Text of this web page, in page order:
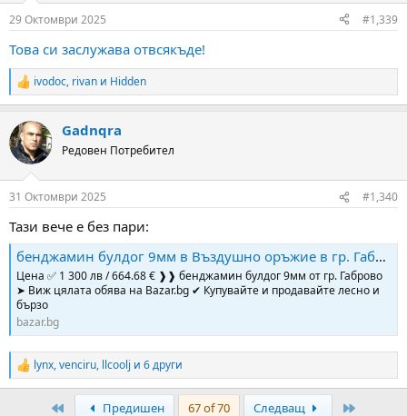
s
29 Октомври 2025 #1,339
Това си заслyжава отвсякъде!
R
e
c
t
i
s
ivodoc, rivan и Hidden
Gadnqra
Редовен Потребител
31 Октомври 2025 #1,340
Тази вече е без пари:
бенджамин булдог 9мм в Въздушно оръжие в гр. Габрово - ID52180345 | Bazar.bg
Цена ✅ 1 300 лв / 664.68 € ❱❱ бенджамин булдог 9мм от гр. Габрово
➤ Виж цялата обява на Bazar.bg ✔ Купувайте и продавайте лесно и
бързо
bazar.bg
R
e
lynx,venciru, llcoolj и 6 други
Предишен 67 of 70 Следващ